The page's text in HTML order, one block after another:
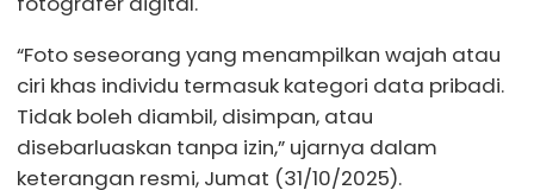
“Foto seseorang yang menampilkan wajah atau
ciri khas individu termasuk kategori data pribadi.
Tidak boleh diambil, disimpan, atau
disebarluaskan tanpa izin,” ujarnya dalam
keterangan resmi, Jumat (31/10/2025).